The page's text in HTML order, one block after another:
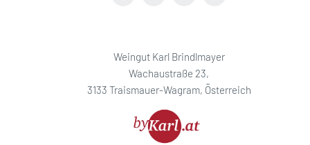
Weingut Karl Brindlmayer
Wachaustraße 23,
3133 Traismauer-Wagram, Österreich